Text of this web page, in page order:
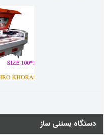
دستگاه بستنی ساز